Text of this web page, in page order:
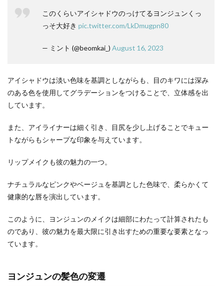
このくらいアイシャドウのっけてるヨンジュンくっ
っそ大好き pic.twitter.com/LkDmugpn80
— ミント (@beomkai_) August 16, 2023
アイシャドウは淡い色味を基調としながらも、目のキワには深み
のある色を使用してグラデーションをつけることで、立体感を出
しています。
また、アイライナーは細く引き、目尻を少し上げることでキュー
トながらもシャープな印象を与えています。
リップメイクも彼の魅力の一つ。
ナチュラルなピンクやベージュを基調とした色味で、柔らかくて
健康的な唇を演出しています。
このように、ヨンジュンのメイクは細部にわたって計算されたも
のであり、彼の魅力を最大限に引き出すための重要な要素となっ
ています。
ヨンジュンの髪色の変遷